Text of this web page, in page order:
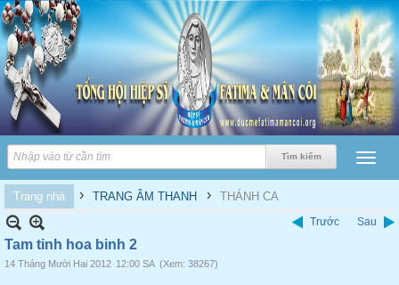
Trang nhà › TRANG ÂM THANH › THÁNH CA
Trước Sau
Tam tinh hoa binh 2
14 Tháng Mười Hai 2012 12:00 SA (Xem: 38267)